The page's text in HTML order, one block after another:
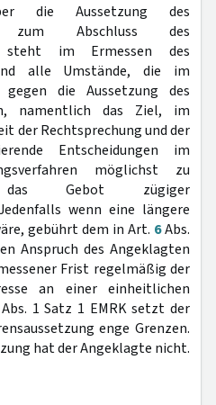
die Aussetzung des
zum Abschluss des
steht im Ermessen des
alle Umstände, die im
die Aussetzung des
namentlich das Ziel, im
der Rechtsprechung und der
Entscheidungen im
möglichst zu
Gebot zügiger
wenn eine längere
gebührt dem in Art. 6Abs.
Anspruch des Angeklagten
Frist regelmäßig der
an einer einheitlichen
1 Satz 1 EMRK setzt der
enge Grenzen.
hat der Angeklagte nicht.